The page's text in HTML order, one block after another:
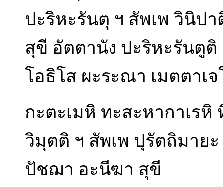
ปะริหะรันตุ ฯ สัพเพ วินิป
สุขี อัตตานัง ปะริหะรันตูติ
โอธิโส ผะระณา เมตตาเ
กะตะเมหิ ทะสะหากาเรหิ
วิมุตติ ฯ สัพเพ ปุรัตถิมาย
ปัชฌา อะนีฆา สุขี